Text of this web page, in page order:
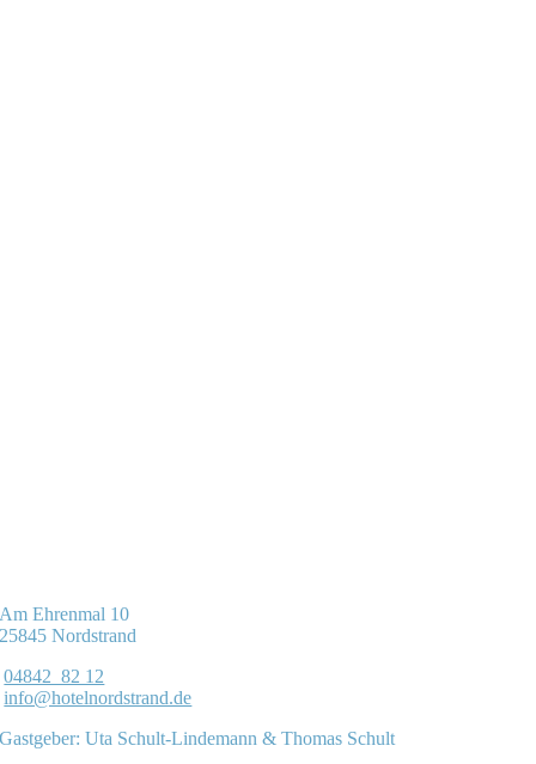
Am Ehrenmal 10
25845 Nordstrand
04842 82 12
info@hotelnordstrand.de
Gastgeber: Uta Schult-Lindemann & Thomas Schult